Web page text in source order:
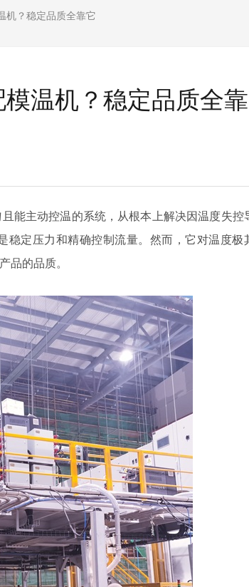
机？稳定品质全靠它
温机？稳定品质全靠
能主动控温的系统，从根本上解决因温度失控
稳定压力和精确控制流量。然而，它对温度极
品的品质。